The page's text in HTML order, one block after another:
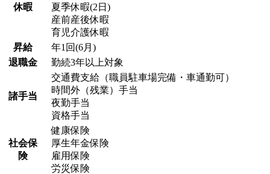
休暇
夏季休暇(2日)
産前産後休暇
育児介護休暇
昇給
年1回(6月)
退職金
勤続3年以上対象
諸手当
交通費支給（職員駐車場完備・車通勤可）
時間外（残業）手当
夜勤手当
資格手当
社会保
険
健康保険
厚生年金保険
雇用保険
労災保険